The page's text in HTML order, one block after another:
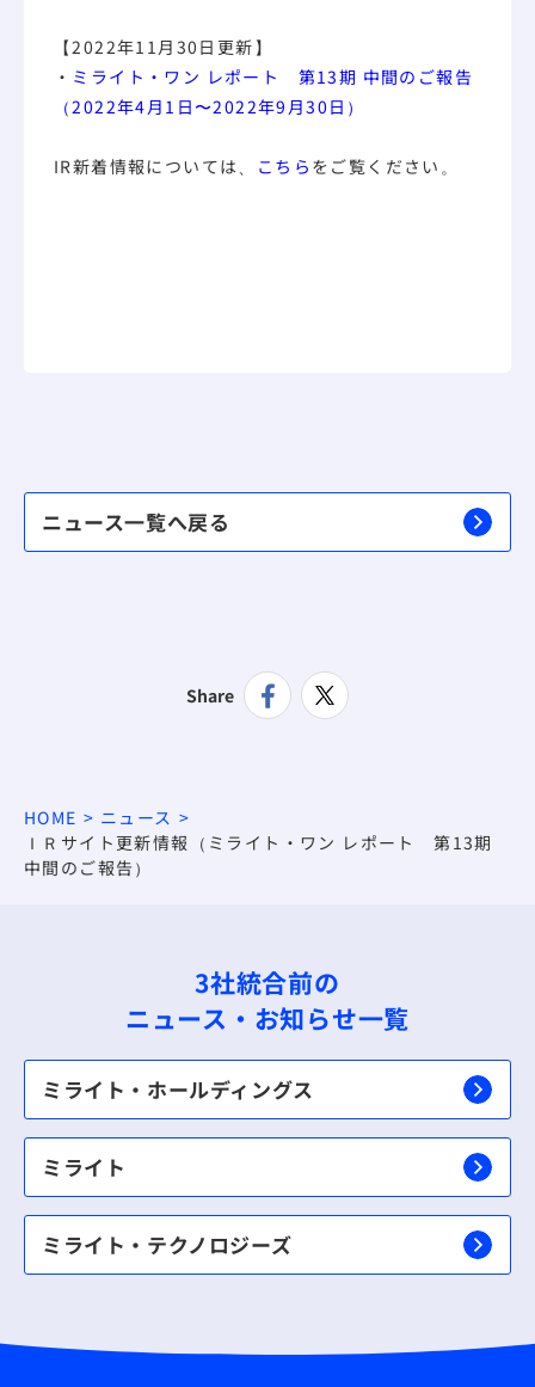
【2022年11月30日更新】
・ ミライト・ワン レポート 第13期 中間のご報告
（2022年4月1日〜2022年9月30日）
IR新着情報については、 こちら をご覧ください。
ニュース一覧へ戻る
Share
HOME
ニュース
ＩＲサイト更新情報（ミライト・ワン レポート 第13期
中間のご報告）
3社統合前の
ニュース・お知らせ一覧
ミライト・ホールディングス
ミライト
ミライト・テクノロジーズ